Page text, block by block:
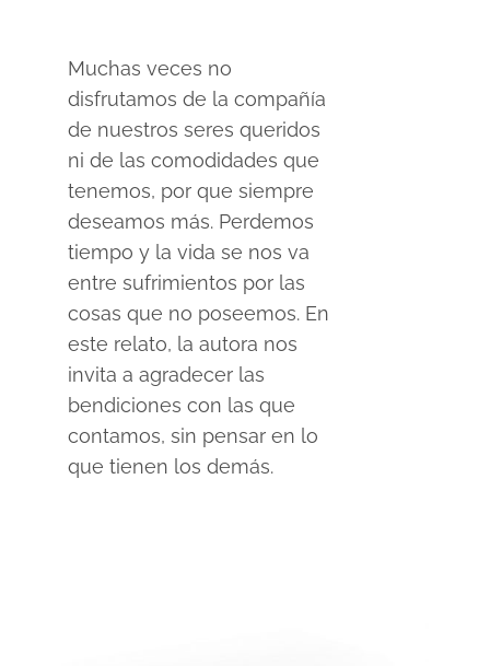
desde
$7.99
hasta
$16.75
Muchas veces no
disfrutamos de la compañía
de nuestros seres queridos
ni de las comodidades que
tenemos, por que siempre
deseamos más. Perdemos
tiempo y la vida se nos va
entre sufrimientos por las
cosas que no poseemos. En
este relato, la autora nos
invita a agradecer las
bendiciones con las que
contamos, sin pensar en lo
que tienen los demás.